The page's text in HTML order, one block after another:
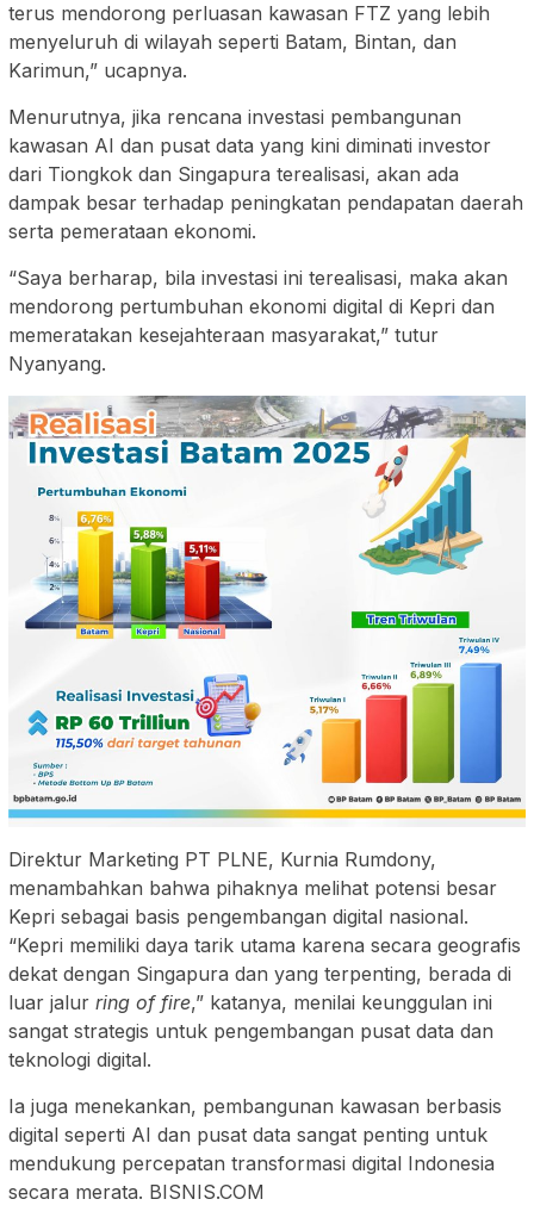
terus mendorong perluasan kawasan FTZ yang lebih
menyeluruh di wilayah seperti Batam, Bintan, dan
Karimun,” ucapnya.
Menurutnya, jika rencana investasi pembangunan
kawasan AI dan pusat data yang kini diminati investor
dari Tiongkok dan Singapura terealisasi, akan ada
dampak besar terhadap peningkatan pendapatan daerah
serta pemerataan ekonomi.
“Saya berharap, bila investasi ini terealisasi, maka akan
mendorong pertumbuhan ekonomi digital di Kepri dan
memeratakan kesejahteraan masyarakat,” tutur
Nyanyang.
Direktur Marketing PT PLNE, Kurnia Rumdony,
menambahkan bahwa pihaknya melihat potensi besar
Kepri sebagai basis pengembangan digital nasional.
“Kepri memiliki daya tarik utama karena secara geografis
dekat dengan Singapura dan yang terpenting, berada di
luar jalur ring of fire,” katanya, menilai keunggulan ini
sangat strategis untuk pengembangan pusat data dan
teknologi digital.
Ia juga menekankan, pembangunan kawasan berbasis
digital seperti AI dan pusat data sangat penting untuk
mendukung percepatan transformasi digital Indonesia
secara merata. BISNIS.COM